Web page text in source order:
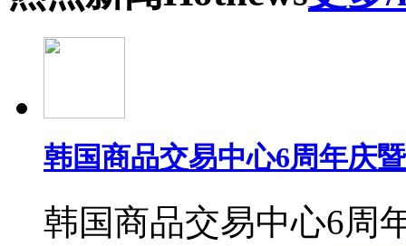
韩国商品交易中心6周年庆
韩国商品交易中心6周